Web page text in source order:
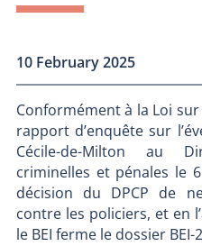
10 February 2025
Conformément à la Loi
rapport d’enquête sur
Cécile-de-Milton au
criminelles et pénales le
décision du DPCP de
contre les policiers, et en
le BEI ferme le dossier BEI-